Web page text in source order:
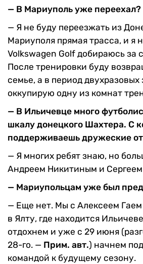
— В Мариуполь уже пе­реехал?
— Я не буду переезжать из
Мариуполя пря­мая трасса, и я
Volkswagen Golf добираюсь за
После тренировки буду
се­мье, а в период двухразовых
оккупирую одну из комнат
— В Ильичевце много
шкалу донецкого Шахтера. С
поддер­живаешь дружеские
— Я многих ребят знаю, но
Андреем Ни­китиным и
— Мариупольцам уже был
— Еще нет. Мы с Алексеем Гаем
в Ялту, где находится
отдохнем и уже с 29 июня
28-го. — Прим. авт.) начнем
командой к будуще­му сезону.